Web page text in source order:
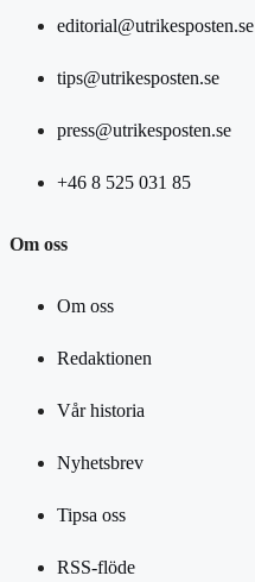
editorial@utrikesposten.se
tips@utrikesposten.se
press@utrikesposten.se
+46 8 525 031 85
Om oss
Om oss
Redaktionen
Vår historia
Nyhetsbrev
Tipsa oss
RSS-flöde